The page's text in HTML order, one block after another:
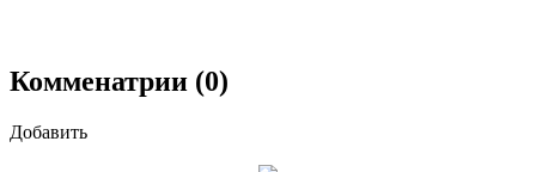
Комменатрии (0)
Добавить